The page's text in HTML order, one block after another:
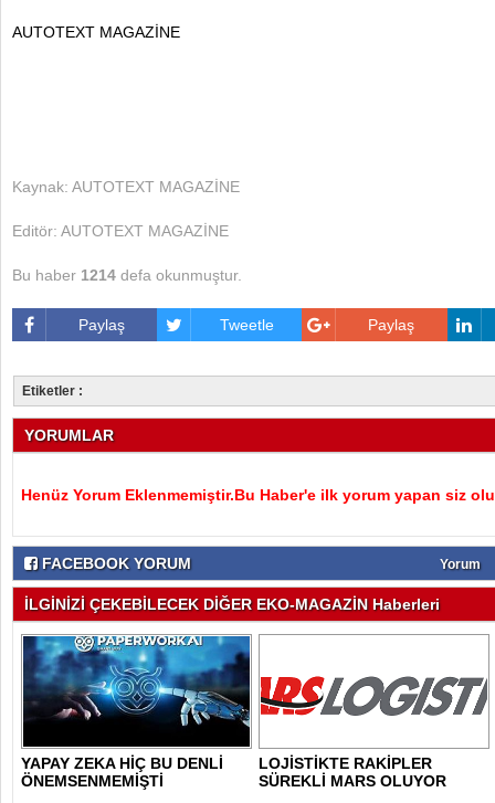
AUTOTEXT MAGAZİNE
Kaynak: AUTOTEXT MAGAZİNE
Editör: AUTOTEXT MAGAZİNE
Bu haber 1214 defa okunmuştur.
Paylaş Tweetle Paylaş
Etiketler :
YORUMLAR
Henüz Yorum Eklenmemiştir.Bu Haber'e ilk yorum yapan siz
FACEBOOK YORUM Yorum
İLGİNİZİ ÇEKEBİLECEK DİĞER EKO-MAGAZİN Haberleri
YAPAY ZEKA HİÇ BU DENLİ
ÖNEMSENMEMİŞTİ
LOJİSTİKTE RAKİPLER
SÜREKLİ MARS OLUYOR